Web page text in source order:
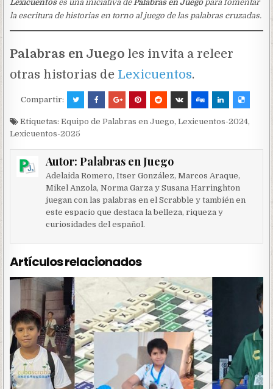
Lexicuentos es una iniciativa dePalabras en Juego para fomentar
la escritura de historias en torno al juego de las palabras cruzadas.
Palabras en Juego les invita a releer
otras historias de Lexicuentos.
Compartir:
Etiquetas:Equipo de Palabras en Juego,Lexicuentos-2024,
Lexicuentos-2025
Autor: Palabras en Juego
Adelaida Romero, Itser González, Marcos Araque,
Mikel Anzola, Norma Garza y Susana Harringhton
juegan con las palabras en el Scrabble y también en
este espacio que destaca la belleza, riqueza y
curiosidades del español.
Artículos relacionados